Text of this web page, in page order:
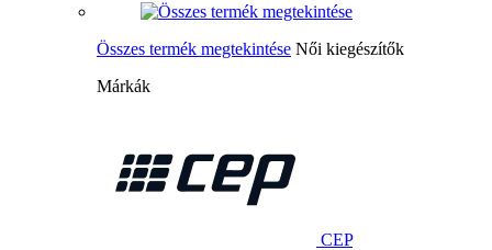
Összes termék megtekintése Női kiegészítők
Márkák
CEP